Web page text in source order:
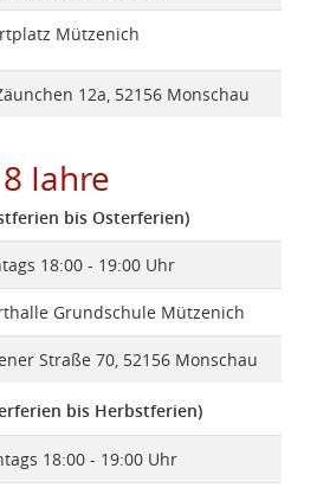
Mützenich
12a, 52156 Monschau
Iahre
bis Osterferien)
18:00 - 19:00 Uhr
Grundschule Mützenich
Straße 70, 52156 Monschau
bis Herbstferien)
18:00 - 19:00 Uhr